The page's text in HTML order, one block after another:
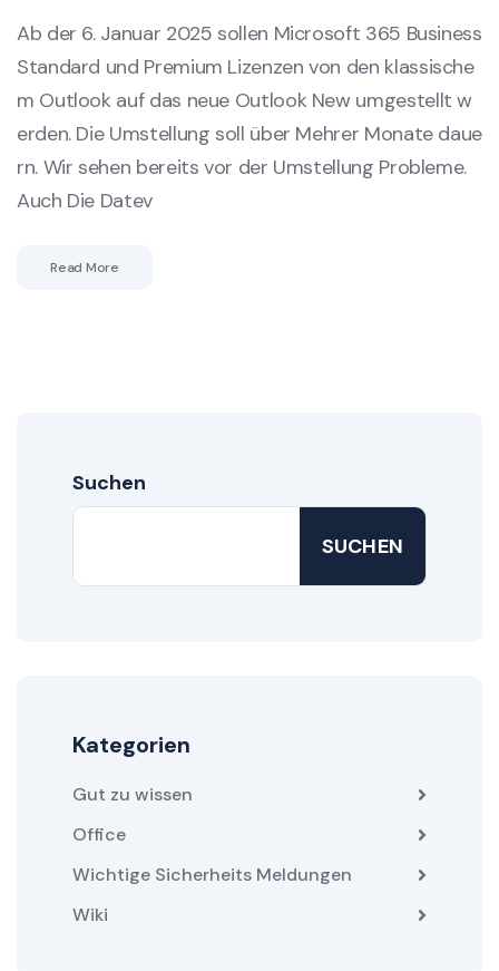
Ab der 6. Januar 2025 sollen Microsoft 365 Business
Standard und Premium Lizenzen von den klassische
m Outlook auf das neue Outlook New umgestellt w
erden. Die Umstellung soll über Mehrer Monate daue
rn. Wir sehen bereits vor der Umstellung Probleme.
Auch Die Datev
Read More
Suchen
SUCHEN
Kategorien
Gut zu wissen
Office
Wichtige Sicherheits Meldungen
Wiki